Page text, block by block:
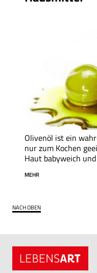
Olivenöl ist ein
nur zum Kochen
Haut babyweich
MEHR
NACH OBEN